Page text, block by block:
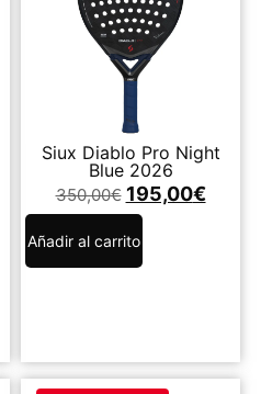
Siux Diablo Pro Night
Blue 2026
350,00€ 195,00€
Añadir al carrito